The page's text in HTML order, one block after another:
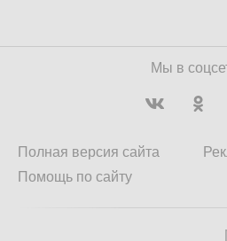
Мы в
Полная версия сайта
Помощь по сайту